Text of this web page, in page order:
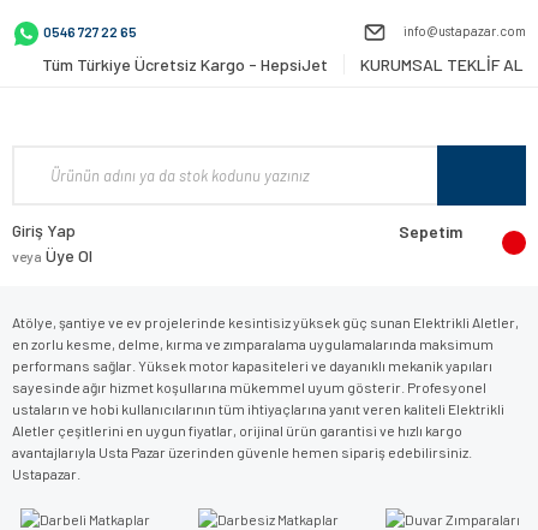
0546 727 22 65 info@ustapazar.com
Tüm Türkiye Ücretsiz Kargo - HepsiJet KURUMSAL TEKLİF AL
Giriş Yap
veya Üye Ol
Sepetim
Atölye, şantiye ve ev projelerinde kesintisiz yüksek güç sunan Elektrikli Aletler,
en zorlu kesme, delme, kırma ve zımparalama uygulamalarında maksimum
performans sağlar. Yüksek motor kapasiteleri ve dayanıklı mekanik yapıları
sayesinde ağır hizmet koşullarına mükemmel uyum gösterir. Profesyonel
ustaların ve hobi kullanıcılarının tüm ihtiyaçlarına yanıt veren kaliteli Elektrikli
Aletler çeşitlerini en uygun fiyatlar, orijinal ürün garantisi ve hızlı kargo
avantajlarıyla Usta Pazar üzerinden güvenle hemen sipariş edebilirsiniz.
Ustapazar.